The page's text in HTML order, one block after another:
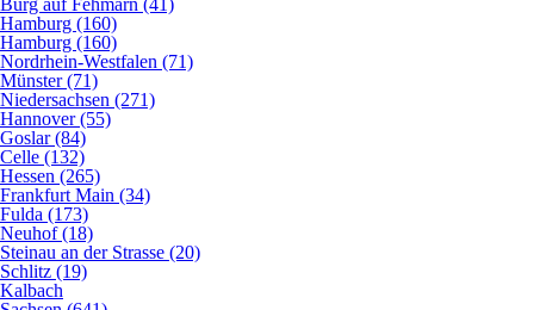
Burg auf Fehmarn (41)
Hamburg (160)
Hamburg (160)
Nordrhein-Westfalen (71)
Münster (71)
Niedersachsen (271)
Hannover (55)
Goslar (84)
Celle (132)
Hessen (265)
Frankfurt Main (34)
Fulda (173)
Neuhof (18)
Steinau an der Strasse (20)
Schlitz (19)
Kalbach